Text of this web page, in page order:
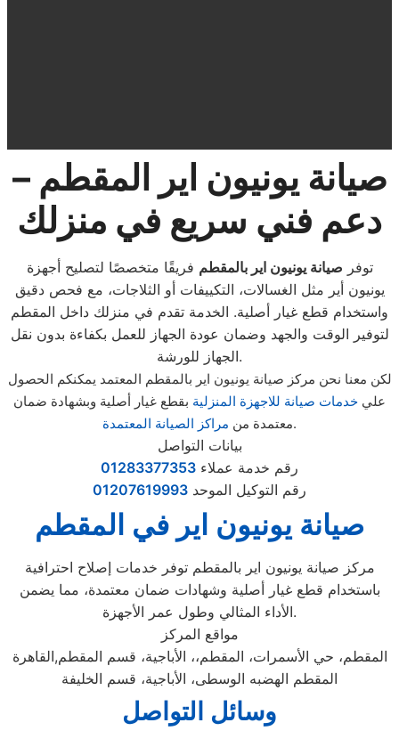
صيانة يونيون اير المقطم –
دعم فني سريع في منزلك
توفر صيانة يونيون اير بالمقطم فريقًا متخصصًا لتصليح أجهزة
يونيون أير مثل الغسالات، التكييفات أو الثلاجات، مع فحص دقيق
واستخدام قطع غيار أصلية. الخدمة تقدم في منزلك داخل المقطم
لتوفير الوقت والجهد وضمان عودة الجهاز للعمل بكفاءة بدون نقل
الجهاز للورشة.
لكن معنا نحن مركز صيانة يونيون اير بالمقطم المعتمد يمكنكم الحصول
علي خدمات صيانة للاجهزة المنزلية بقطع غيار أصلية وبشهادة ضمان
معتمدة من مراكز الصيانة المعتمدة .
بيانات التواصل
رقم خدمة عملاء 01283377353
رقم التوكيل الموحد 01207619993
صيانة يونيون اير في المقطم
مركز صيانة يونيون اير بالمقطم توفر خدمات إصلاح احترافية
باستخدام قطع غيار أصلية وشهادات ضمان معتمدة، مما يضمن
الأداء المثالي وطول عمر الأجهزة.
مواقع المركز
المقطم، حي الأسمرات، المقطم،، الأباجية، قسم المقطم,القاهرة
المقطم الهضبه الوسطى، الأباجية، قسم الخليفة
وسائل التواصل